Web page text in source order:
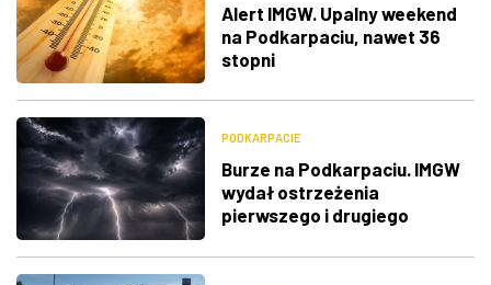
Alert IMGW. Upalny weekend
na Podkarpaciu, nawet 36
stopni
PODKARPACIE
Burze na Podkarpaciu. IMGW
wydał ostrzeżenia
pierwszego i drugiego